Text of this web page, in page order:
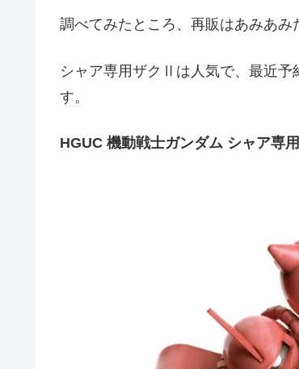
調べてみたところ、再販はあみあ
シャア専用ザクⅡは人気で、最近予
す。
HGUC 機動戦士ガンダム シャア専